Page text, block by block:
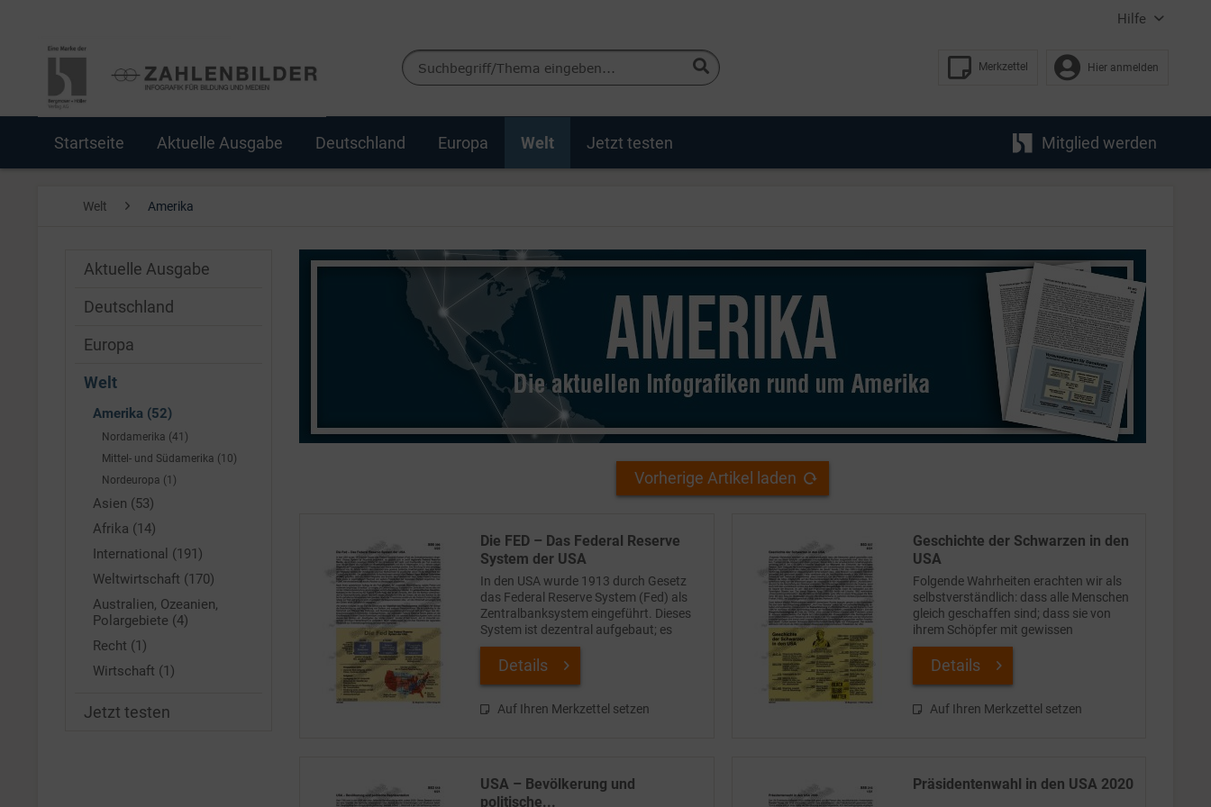
Hilfe
Merkzettel Hier anmelden
Startseite Aktuelle Ausgabe Deutschland Europa Welt Jetzt testen Mitglied werden
Welt Amerika
Aktuelle Ausgabe
Deutschland
Europa
Welt
Amerika (52)
Nordamerika (41)
Mittel- und Südamerika (10)
Nordeuropa (1)
Asien (53)
Afrika (14)
International (191)
Weltwirtschaft (170)
Australien, Ozeanien,
Polargebiete (4)
Recht (1)
Wirtschaft (1)
Jetzt testen
Vorherige Artikel laden
Die FED – Das Federal Reserve
System der USA
In den USA wurde 1913 durch Gesetz
das Federal Reserve System (Fed) als
Zentralbanksystem eingeführt. Dieses
System ist dezentral aufgebaut; es
gliedert sich in zwölf regionale Federal
Reserve Banks , die in ihrem jeweiligen
Details
Auf Ihren Merkzettel setzen
Geschichte der Schwarzen in den
USA
Folgende Wahrheiten erachten wir als
selbstverständlich: dass alle Menschen
gleich geschaffen sind; dass sie von
ihrem Schöpfer mit gewissen
unveräußerlichen Rechten ausgestattet
sind; dass dazu Leben, Freiheit und das
Details
Auf Ihren Merkzettel setzen
USA – Bevölkerung und
politische...
Präsidentenwahl in den USA 2020